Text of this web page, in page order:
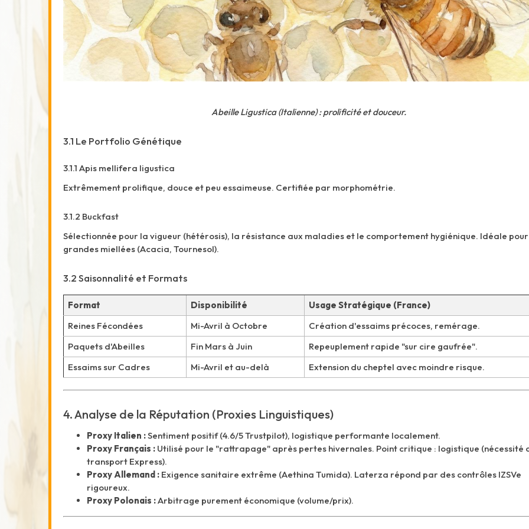
Abeille Ligustica (Italienne) : prolificité et douceur.
3.1 Le Portfolio Génétique
3.1.1 Apis mellifera ligustica
Extrêmement prolifique, douce et peu essaimeuse. Certifiée par morphométrie.
3.1.2 Buckfast
Sélectionnée pour la vigueur (hétérosis), la résistance aux maladies et le comportement hygiénique. Idéale
grandes miellées (Acacia, Tournesol).
3.2 Saisonnalité et Formats
Format Disponibilité
Usage Stratégique (France)
Reines Fécondées
Mi-Avril à Octobre
Création d'essaims précoces, remérage.
Paquets d'Abeilles
Fin Mars à Juin
Repeuplement rapide "sur cire gaufrée".
Essaims sur Cadres
Mi-Avril et au-delà Extension du cheptel avec moindre risque.
4. Analyse de la Réputation (Proxies Linguistiques)
Proxy Italien :Sentiment positif (4.6/5 Trustpilot), logistique performante localement.
Proxy Français : Utilisé pour le "rattrapage" après pertes hivernales. Point critique : logistique (nécessité
transport Express).
Proxy Allemand : Exigence sanitaire extrême (Aethina Tumida). Laterza répond par des contrôles IZSVe
rigoureux.
Proxy Polonais :Arbitrage purement économique (volume/prix).